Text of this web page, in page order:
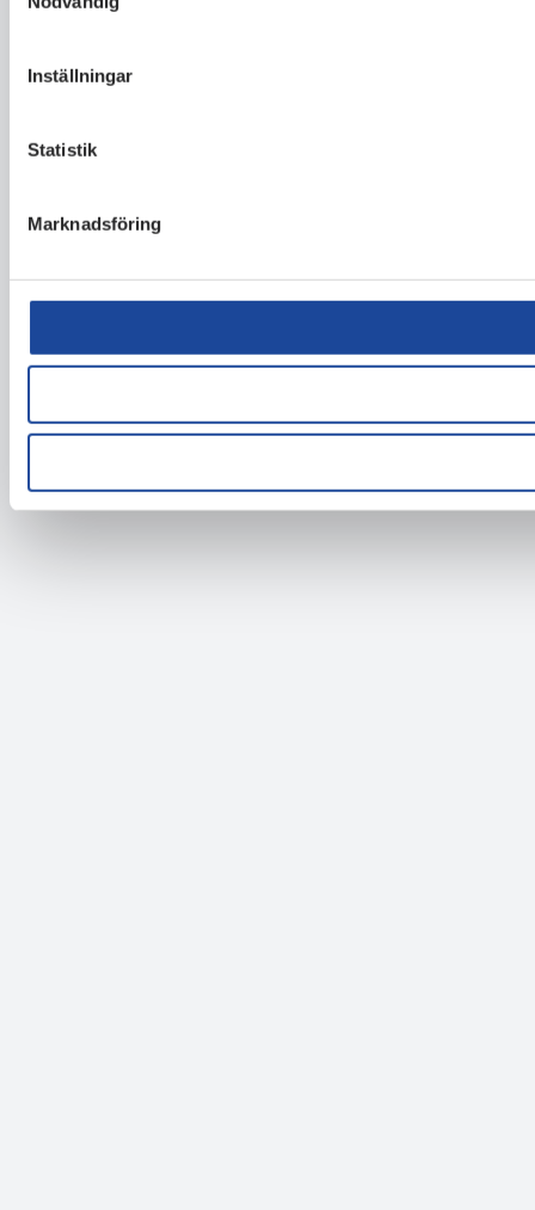
Inställningar
Statistik
Marknadsföring